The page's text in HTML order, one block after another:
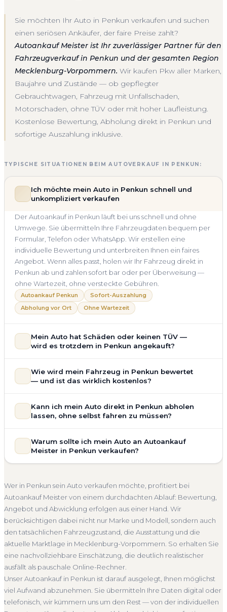
Sie möchten Ihr Auto in Penkun verkaufen und suchen
einen seriösen Ankäufer, der faire Preise zahlt?
Autoankauf Meister ist Ihr zuverlässiger Partner für den
Fahrzeugverkauf in Penkun und der gesamten Region
Mecklenburg-Vorpommern. Wir kaufen Pkw aller Marken,
Baujahre und Zustände — ob gepflegter
Gebrauchtwagen, Fahrzeug mit Unfallschaden,
Motorschaden, ohne TÜV oder mit hoher Laufleistung.
Kostenlose Bewertung, Abholung direkt in Penkun und
sofortige Auszahlung inklusive.
TYPISCHE SITUATIONEN BEIM AUTOVERKAUF IN PENKUN:
Ich möchte mein Auto in Penkun schnell und
unkompliziert verkaufen
Der Autoankauf in Penkun läuft bei uns schnell und ohne
Umwege. Sie übermitteln Ihre Fahrzeugdaten bequem per
Formular, Telefon oder WhatsApp. Wir erstellen eine
individuelle Bewertung und unterbreiten Ihnen ein faires
Angebot. Wenn alles passt, holen wir Ihr Fahrzeug direkt in
Penkun ab und zahlen sofort bar oder per Überweisung —
ohne Wartezeit, ohne versteckte Gebühren.
Autoankauf Penkun
Sofort-Auszahlung
Abholung vor Ort
Ohne Wartezeit
Mein Auto hat Schäden oder keinen TÜV —
wird es trotzdem in Penkun angekauft?
Motorschaden, Getriebeschaden, abgelaufenem TÜV oder
allgemeinem Reparaturbedarf direkt in Penkun an. Der
Bewertung ein. Anders als Online-Rechner berücksichtigen
wir den realen Zustand und die aktuelle Nachfrage für eine
Unfallwagen Penkun Motorschaden
Ohne TÜV
Getriebeschaden
Faire Bewertung
Wie wird mein Fahrzeug in Penkun bewertet
— und ist das wirklich kostenlos?
ist vollständig kostenlos und unverbindlich. Wir prüfen Marke,
Modell, Baujahr, Kilometerstand, Ausstattung, Pflegezustand
Schätzung, sondern eine fundierte Einschätzung, die nah am
tatsächlichen Verkaufspreis liegt — speziell für den Markt in
Mecklenburg-Vorpommern.
Seriöse Einschätzung
Kann ich mein Auto direkt in Penkun abholen
lassen, ohne selbst fahren zu müssen?
umfasst die kostenlose Abholung direkt an Ihrer Adresse —
egal ob zu Hause, am Arbeitsplatz oder an einem Treffpunkt
direkt bei Übergabe, auf Wunsch übernehmen wir auch die
Abmeldung.
Abholung Penkun Nicht fahrbereit
Barzahlung
Abmeldung inklusive
Warum sollte ich mein Auto an Autoankauf
Meister in Penkun verkaufen?
deutschlandweit an — auch in Penkun und ganz
Mecklenburg-Vorpommern. Sie erhalten eine kostenlose
Bewertung, ein verbindliches Angebot und auf Wunsch den
kompletten Service von der Abholung bis zur Abmeldung.
Über 4.800 zufriedene Kunden sprechen für sich.
Seit 2010 4.800+ Ankäufe
Komplettservice
Mecklenburg-Vorpommern
Wer in Penkun sein Auto verkaufen möchte, profitiert bei
Autoankauf Meister von einem durchdachten Ablauf: Bewertung,
Angebot und Abwicklung erfolgen aus einer Hand. Wir
berücksichtigen dabei nicht nur Marke und Modell, sondern auch
den tatsächlichen Fahrzeugzustand, die Ausstattung und die
aktuelle Marktlage in Mecklenburg-Vorpommern. So erhalten Sie
eine nachvollziehbare Einschätzung, die deutlich realistischer
ausfällt als pauschale Online-Rechner.
Unser Autoankauf in Penkun ist darauf ausgelegt, Ihnen möglichst
viel Aufwand abzunehmen. Sie übermitteln Ihre Daten digital oder
telefonisch, wir kümmern uns um den Rest — von der individuellen